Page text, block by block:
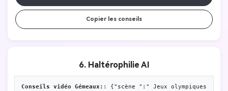
Copier les conseils
6. Haltérophilie AI
Conseils vidéo Gémeaux: : {"scène ":" Jeux olympiques